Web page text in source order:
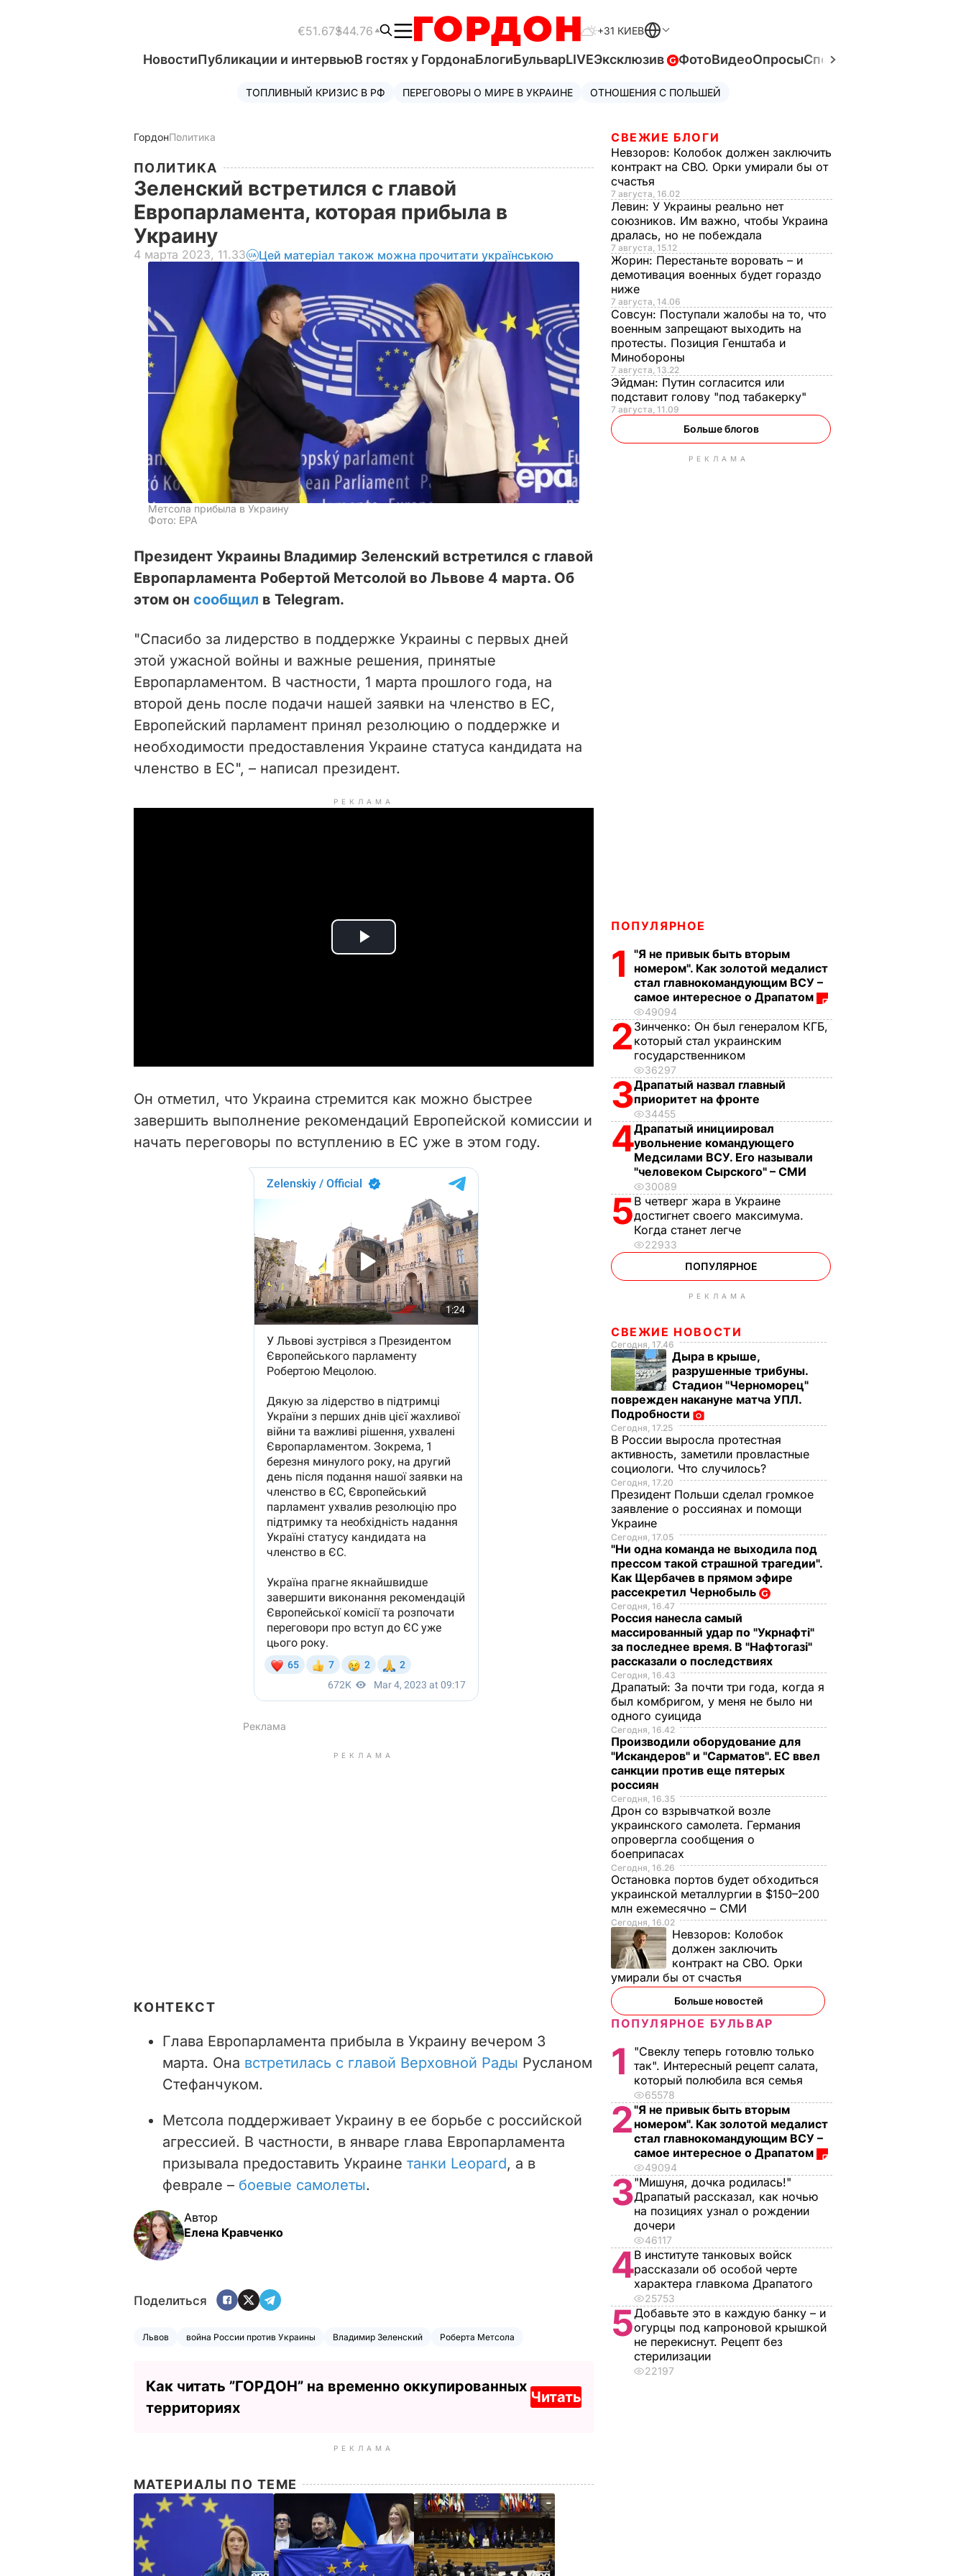
€51.67$44.76 +31 КИЕВ
НовостиПубликации и интервьюВ гостях у ГордонаБлогиБульварLIVEЭксклюзив ФотоВидеоОпросыСпецпроекты
ТОПЛИВНЫЙ КРИЗИС В РФ ПЕРЕГОВОРЫ О МИРЕ В УКРАИНЕ ОТНОШЕНИЯ С ПОЛЬШЕЙ
ГордонПолитика
ПОЛИТИКА
Зеленский встретился с главой
Европарламента, которая прибыла в
Украину
4 марта 2023, 11.33 Цей матеріал також можна прочитати українською
Метсола прибыла в Украину
Фото: EPA
Президент Украины Владимир Зеленский встретился с главой
Европарламента Робертой Метсолой во Львове 4 марта. Об
этом он сообщил в Telegram.
"Спасибо за лидерство в поддержке Украины с первых дней
этой ужасной войны и важные решения, принятые
Европарламентом. В частности, 1 марта прошлого года, на
второй день после подачи нашей заявки на членство в ЕС,
Европейский парламент принял резолюцию о поддержке и
необходимости предоставления Украине статуса кандидата на
членство в ЕС", – написал президент.
РЕКЛАМА
P
i
d
e
Он отметил, что Украина стремится как можно быстрее
завершить выполнение рекомендаций Европейской комиссии и
начать переговоры по вступлению в ЕС уже в этом году.
РЕКЛАМА
КОНТЕКСТ
Глава Европарламента прибыла в Украину вечером 3
марта. Она встретилась с главой Верховной Рады Русланом
Стефанчуком.
Метсола поддерживает Украину в ее борьбе с российской
агрессией. В частности, в январе глава Европарламента
призывала предоставить Украине танки Leopard, а в
феврале – боевые самолеты.
Автор
Елена Кравченко
Поделиться
Львов война России против Украины Владимир Зеленский Роберта Метсола
Как читать ”ГОРДОН” на временно оккупированных
территориях
Читать
РЕКЛАМА
МАТЕРИАЛЫ ПО ТЕМЕ
СВЕЖИЕ БЛОГИ
Невзоров: Колобок должен заключить
контракт на СВО. Орки умирали бы от
счастья
7 августа, 16.02
Левин: У Украины реально нет
союзников. Им важно, чтобы Украина
дралась, но не побеждала
7 августа, 15.12
Жорин: Перестаньте воровать – и
демотивация военных будет гораздо
ниже
7 августа, 14.06
Совсун: Поступали жалобы на то, что
военным запрещают выходить на
протесты. Позиция Генштаба и
Минобороны
7 августа, 13.22
Эйдман: Путин согласится или
подставит голову "под табакерку"
7 августа, 11.09
Больше блогов
РЕКЛАМА
ПОПУЛЯРНОЕ
1
"Я не привык быть вторым
номером". Как золотой медалист
стал главнокомандующим ВСУ –
самое интересное о Драпатом
49094
2 Зинченко: Он был генералом КГБ,
который стал украинским
государственником
36297
3Драпатый назвал главный
приоритет на фронте
34455
4Драпатый инициировал
увольнение командующего
Медсилами ВСУ. Его называли
"человеком Сырского" – СМИ
30089
5В четверг жара в Украине
достигнет своего максимума.
Когда станет легче
22933
ПОПУЛЯРНОЕ
РЕКЛАМА
СВЕЖИЕ НОВОСТИ
Сегодня, 17.46
Дыра в крыше,
разрушенные трибуны.
Стадион "Черноморец"
поврежден накануне матча УПЛ.
Подробности
Сегодня, 17.25
В России выросла протестная
активность, заметили провластные
социологи. Что случилось?
Сегодня, 17.20
Президент Польши сделал громкое
заявление о россиянах и помощи
Украине
Сегодня, 17.05
"Ни одна команда не выходила под
прессом такой страшной трагедии".
Как Щербачев в прямом эфире
рассекретил Чернобыль
Сегодня, 16.47
Россия нанесла самый
массированный удар по "Укрнафті"
за последнее время. В "Нафтогазі"
рассказали о последствиях
Сегодня, 16.43
Драпатый: За почти три года, когда я
был комбригом, у меня не было ни
одного суицида
Сегодня, 16.42
Производили оборудование для
"Искандеров" и "Сарматов". ЕС ввел
санкции против еще пятерых
россиян
Сегодня, 16.35
Дрон со взрывчаткой возле
украинского самолета. Германия
опровергла сообщения о
боеприпасах
Сегодня, 16.26
Остановка портов будет обходиться
украинской металлургии в $150–200
млн ежемесячно – СМИ
Сегодня, 16.02
Невзоров: Колобок
должен заключить
контракт на СВО. Орки
умирали бы от счастья
Больше новостей
ПОПУЛЯРНОЕ БУЛЬВАР
1
"Свеклу теперь готовлю только
так". Интересный рецепт салата,
который полюбила вся семья
65578
2"Я не привык быть вторым
номером". Как золотой медалист
стал главнокомандующим ВСУ –
самое интересное о Драпатом
49094
3"Мишуня, дочка родилась!"
Драпатый рассказал, как ночью
на позициях узнал о рождении
дочери
46117
4В институте танковых войск
рассказали об особой черте
характера главкома Драпатого
25753
5Добавьте это в каждую банку – и
огурцы под капроновой крышкой
не перекиснут. Рецепт без
стерилизации
22197